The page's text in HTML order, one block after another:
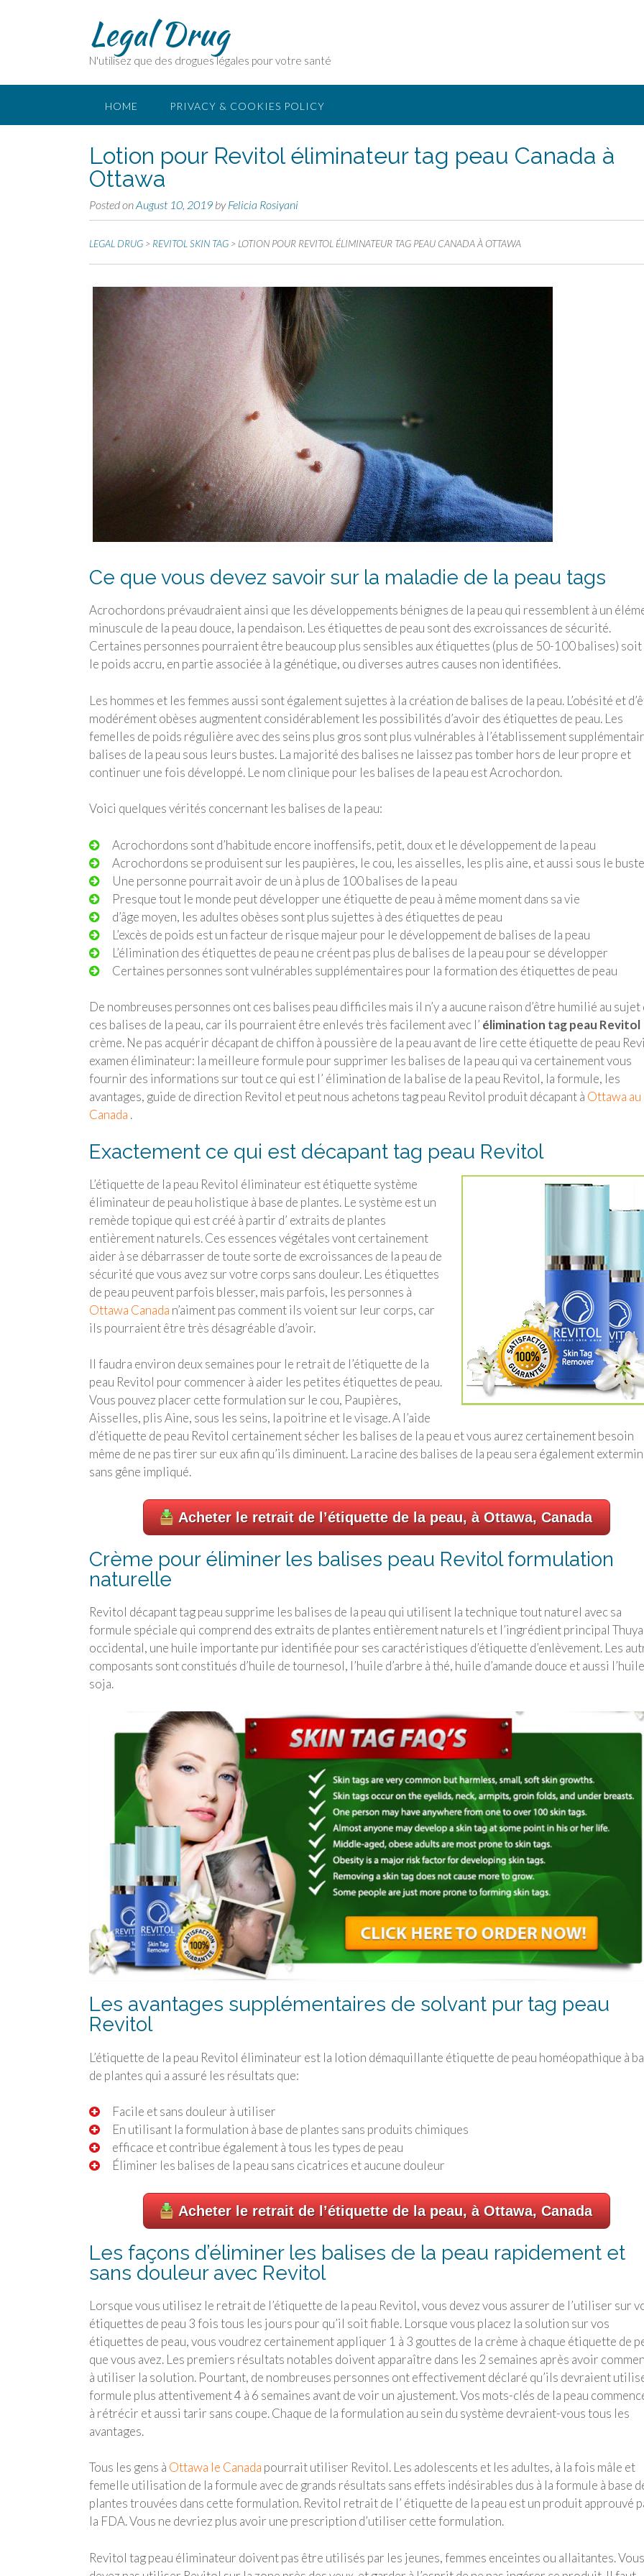
Legal Drug
N'utilisez que des drogues légales pour votre santé
HOME PRIVACY & COOKIES POLICY
Lotion pour Revitol éliminateur tag peau Canada à
Ottawa
Posted onAugust 10, 2019 byFelicia Rosiyani
LEGAL DRUG > REVITOL SKIN TAG > LOTION POUR REVITOL ÉLIMINATEUR TAG PEAU CANADA À OTTAWA
Ce que vous devez savoir sur la maladie de la peau tags
Acrochordons prévaudraient ainsi que les développements bénignes de la peau qui ressemblent à un
minuscule de la peau douce, la pendaison. Les étiquettes de peau sont des excroissances de sécurité.
Certaines personnes pourraient être beaucoup plus sensibles aux étiquettes (plus de 50-100 balises) soit
le poids accru, en partie associée à la génétique, ou diverses autres causes non identifiées.
Les hommes et les femmes aussi sont également sujettes à la création de balises de la peau. L’obésité et
modérément obèses augmentent considérablement les possibilités d’avoir des étiquettes de peau. Les
femelles de poids régulière avec des seins plus gros sont plus vulnérables à l’établissement
balises de la peau sous leurs bustes. La majorité des balises ne laissez pas tomber hors de leur propre et
continuer une fois développé. Le nom clinique pour les balises de la peau est Acrochordon.
Voici quelques vérités concernant les balises de la peau:
Acrochordons sont d’habitude encore inoffensifs, petit, doux et le développement de la peau
Acrochordons se produisent sur les paupières, le cou, les aisselles, les plis aine, et aussi sous le buste
Une personne pourrait avoir de un à plus de 100 balises de la peau
Presque tout le monde peut développer une étiquette de peau à même moment dans sa vie
d’âge moyen, les adultes obèses sont plus sujettes à des étiquettes de peau
L’excès de poids est un facteur de risque majeur pour le développement de balises de la peau
L’élimination des étiquettes de peau ne créent pas plus de balises de la peau pour se développer
Certaines personnes sont vulnérables supplémentaires pour la formation des étiquettes de peau
De nombreuses personnes ont ces balises peau difficiles mais il n’y a aucune raison d’être humilié au sujet
ces balises de la peau, car ils pourraient être enlevés très facilement avec l’ élimination tag peau Revitol
crème. Ne pas acquérir décapant de chiffon à poussière de la peau avant de lire cette étiquette de peau
examen éliminateur: la meilleure formule pour supprimer les balises de la peau qui va certainement vous
fournir des informations sur tout ce qui est l’ élimination de la balise de la peau Revitol, la formule, les
avantages, guide de direction Revitol et peut nous achetons tag peau Revitol produit décapant à Ottawa au
Canada .
Exactement ce qui est décapant tag peau Revitol
L’étiquette de la peau Revitol éliminateur est étiquette système
éliminateur de peau holistique à base de plantes. Le système est un
remède topique qui est créé à partir d’ extraits de plantes
entièrement naturels. Ces essences végétales vont certainement
aider à se débarrasser de toute sorte de excroissances de la peau de
sécurité que vous avez sur votre corps sans douleur. Les étiquettes
de peau peuvent parfois blesser, mais parfois, les personnes à
Ottawa Canada n’aiment pas comment ils voient sur leur corps, car
ils pourraient être très désagréable d’avoir.
Il faudra environ deux semaines pour le retrait de l’étiquette de la
peau Revitol pour commencer à aider les petites étiquettes de peau.
Vous pouvez placer cette formulation sur le cou, Paupières,
Aisselles, plis Aine, sous les seins, la poitrine et le visage. A l’aide
d’étiquette de peau Revitol certainement sécher les balises de la peau et vous aurez certainement besoin
même de ne pas tirer sur eux afin qu’ils diminuent. La racine des balises de la peau sera également
sans gêne impliqué.
Acheter le retrait de l’étiquette de la peau, à Ottawa, Canada
Crème pour éliminer les balises peau Revitol formulation
naturelle
Revitol décapant tag peau supprime les balises de la peau qui utilisent la technique tout naturel avec sa
formule spéciale qui comprend des extraits de plantes entièrement naturels et l’ingrédient principal Thuya
occidental, une huile importante pur identifiée pour ses caractéristiques d’étiquette d’enlèvement. Les
composants sont constitués d’huile de tournesol, l’huile d’arbre à thé, huile d’amande douce et aussi
soja.
Les avantages supplémentaires de solvant pur tag peau
Revitol
L’étiquette de la peau Revitol éliminateur est la lotion démaquillante étiquette de peau homéopathique à
de plantes qui a assuré les résultats que:
Facile et sans douleur à utiliser
En utilisant la formulation à base de plantes sans produits chimiques
efficace et contribue également à tous les types de peau
Éliminer les balises de la peau sans cicatrices et aucune douleur
Acheter le retrait de l’étiquette de la peau, à Ottawa, Canada
Les façons d’éliminer les balises de la peau rapidement et
sans douleur avec Revitol
Lorsque vous utilisez le retrait de l’étiquette de la peau Revitol, vous devez vous assurer de l’utiliser sur
étiquettes de peau 3 fois tous les jours pour qu’il soit fiable. Lorsque vous placez la solution sur vos
étiquettes de peau, vous voudrez certainement appliquer 1 à 3 gouttes de la crème à chaque étiquette de
que vous avez. Les premiers résultats notables doivent apparaître dans les 2 semaines après avoir
à utiliser la solution. Pourtant, de nombreuses personnes ont effectivement déclaré qu’ils devraient
formule plus attentivement 4 à 6 semaines avant de voir un ajustement. Vos mots-clés de la peau
à rétrécir et aussi tarir sans coupe. Chaque de la formulation au sein du système devraient-vous tous les
avantages.
Tous les gens à Ottawa le Canada pourrait utiliser Revitol. Les adolescents et les adultes, à la fois mâle et
femelle utilisation de la formule avec de grands résultats sans effets indésirables dus à la formule à base
plantes trouvées dans cette formulation. Revitol retrait de l’ étiquette de la peau est un produit approuvé
la FDA. Vous ne devriez plus avoir une prescription d’utiliser cette formulation.
Revitol tag peau éliminateur doivent pas être utilisés par les jeunes, femmes enceintes ou allaitantes.